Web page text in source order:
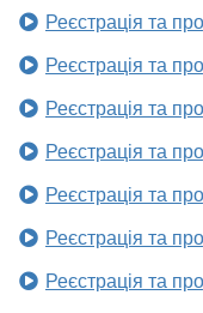
Реєстрація та
Реєстрація та
Реєстрація та
Реєстрація та
Реєстрація та
Реєстрація та
Реєстрація та